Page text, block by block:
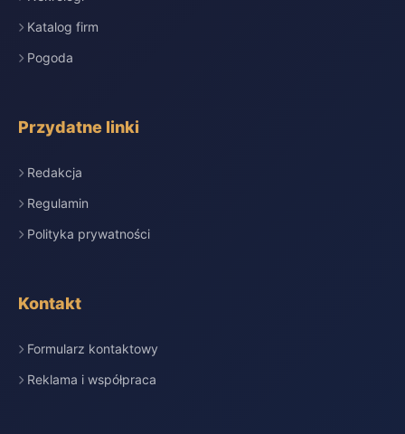
Katalog firm
Pogoda
Przydatne linki
Redakcja
Regulamin
Polityka prywatności
Kontakt
Formularz kontaktowy
Reklama i współpraca